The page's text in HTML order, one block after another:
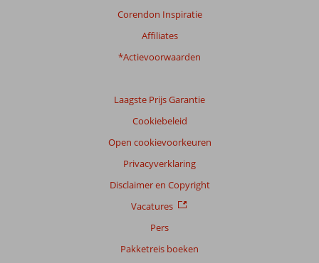
Corendon Inspiratie
Affiliates
*Actievoorwaarden
Laagste Prijs Garantie
Cookiebeleid
Open cookievoorkeuren
Privacyverklaring
Disclaimer en Copyright
Vacatures
Pers
Pakketreis boeken